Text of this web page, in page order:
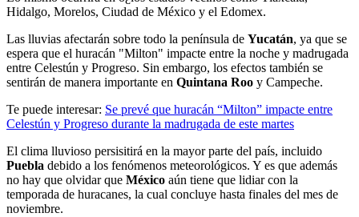
Hidalgo, Morelos, Ciudad de México y el Edomex.
Las lluvias afectarán sobre todo la península de Yucatán, ya que se
espera que el huracán "Milton" impacte entre la noche y madrugada
entre Celestún y Progreso. Sin embargo, los efectos también se
sentirán de manera importante en Quintana Roo y Campeche.
Te puede interesar: Se prevé que huracán “Milton” impacte entre
Celestún y Progreso durante la madrugada de este martes
El clima lluvioso persisitirá en la mayor parte del país, incluido
Puebla debido a los fenómenos meteorológicos. Y es que además
no hay que olvidar que México aún tiene que lidiar con la
temporada de huracanes, la cual concluye hasta finales del mes de
noviembre.